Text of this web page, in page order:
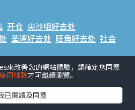
开仓 尖沙咀好去处
荃湾好去处 旺角好去处 社会
推介 #美食社群热话
应用程式
商户中心 #著数 #网络热话
來改善您的網站體驗，請確定您同意
用條款才可繼續瀏覽。
已閱讀及同意